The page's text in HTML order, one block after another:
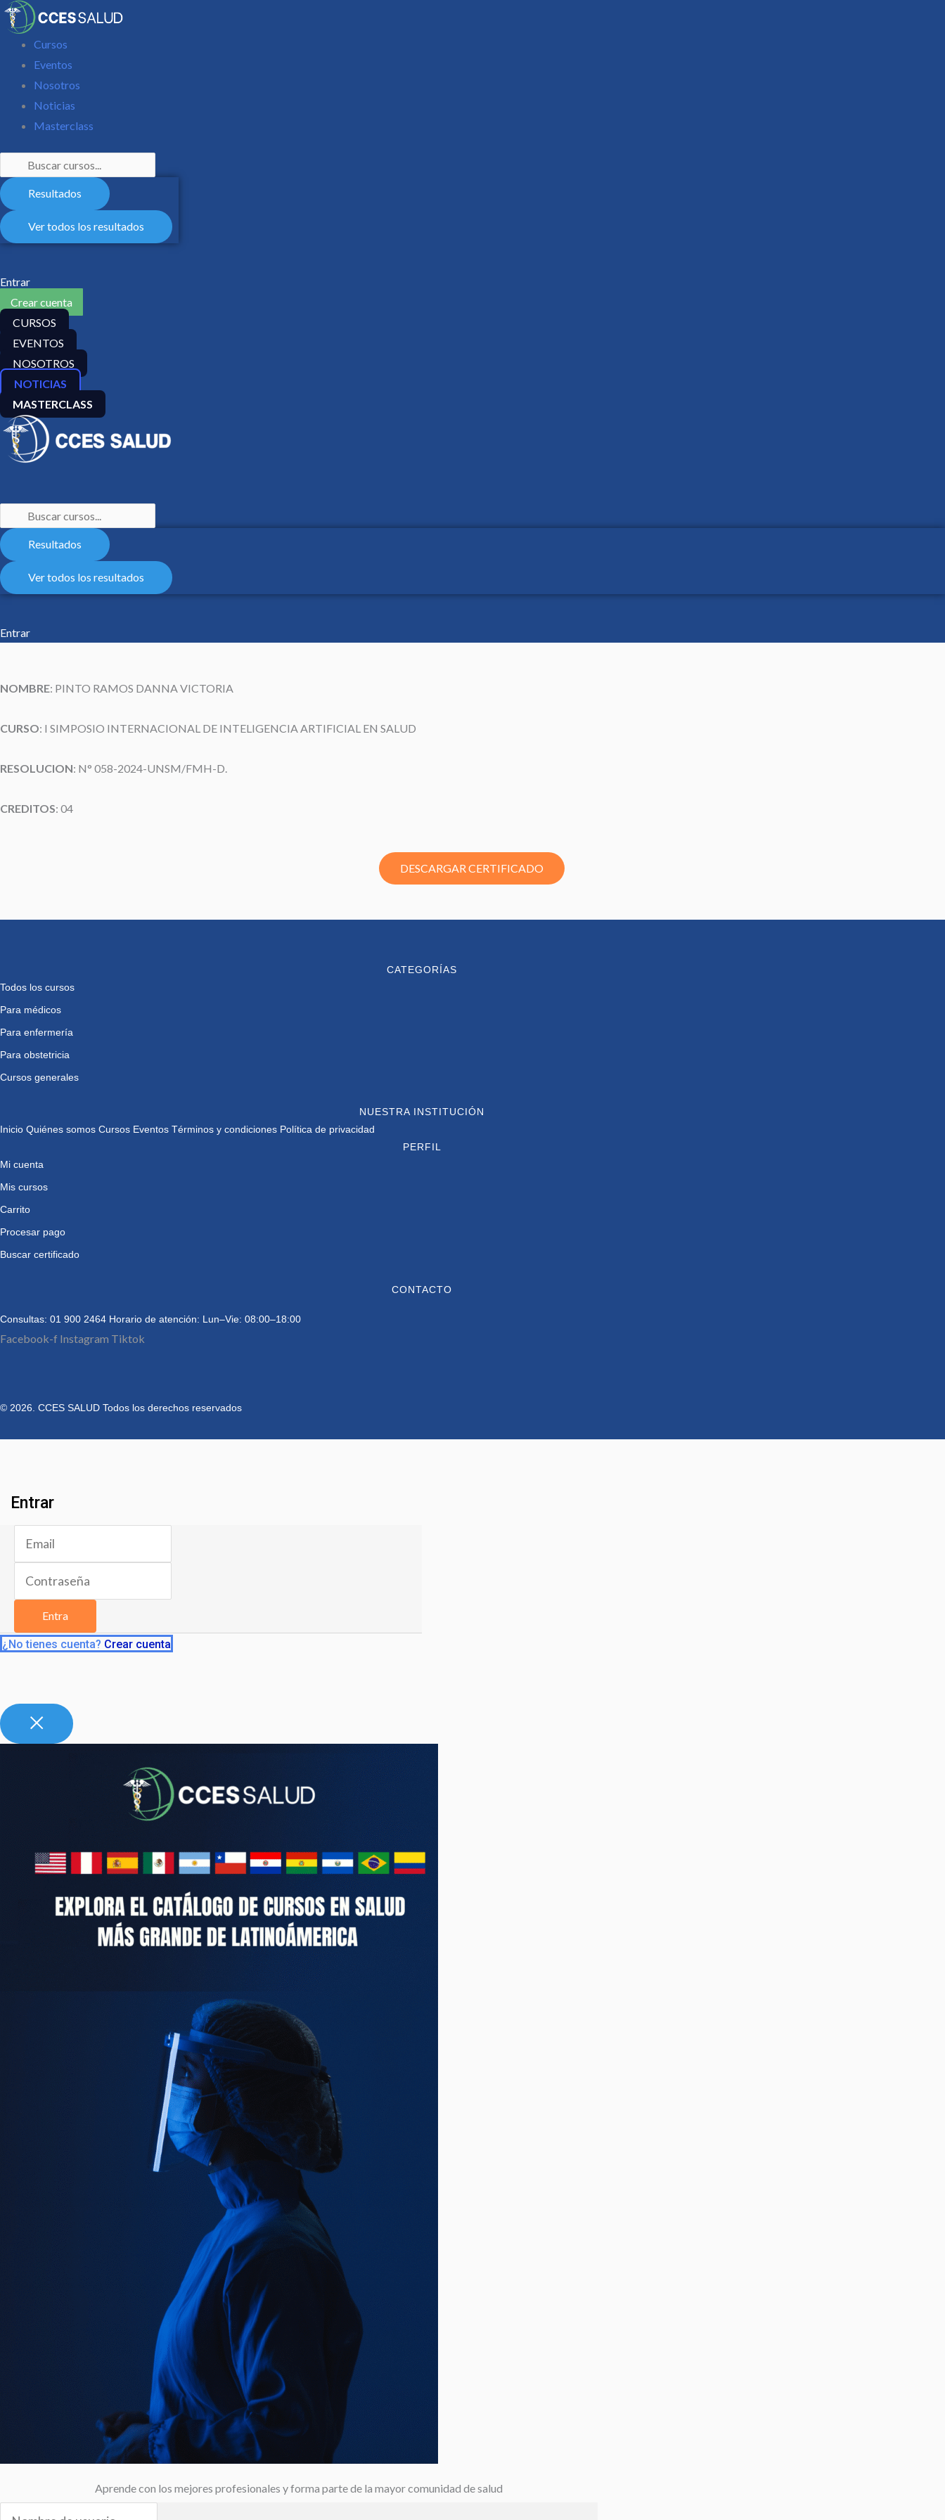
Cursos
Eventos
Nosotros
Noticias
Masterclass
Search
Resultados
Ver todos los resultados
Entrar
Crear cuenta
CURSOS
EVENTOS
NOSOTROS
NOTICIAS
MASTERCLASS
Search
Resultados
Ver todos los resultados
Entrar
NOMBRE: PINTO RAMOS DANNA VICTORIA
CURSO: I SIMPOSIO INTERNACIONAL DE INTELIGENCIA ARTIFICIAL EN SALUD
RESOLUCION: N° 058-2024-UNSM/FMH-D.
CREDITOS: 04
DESCARGAR CERTIFICADO
CATEGORÍAS
Todos los cursos
Para médicos
Para enfermería
Para obstetricia
Cursos generales
NUESTRA INSTITUCIÓN
Inicio Quiénes somos Cursos Eventos Términos y condiciones Política de privacidad
PERFIL
Mi cuenta
Mis cursos
Carrito
Procesar pago
Buscar certificado
CONTACTO
Consultas: 01 900 2464 Horario de atención: Lun–Vie: 08:00–18:00
Facebook-f Instagram Tiktok
© 2026. CCES SALUD Todos los derechos reservados
Entrar
Entra
¿No tienes cuenta? Crear cuenta
Aprende con los mejores profesionales y forma parte de la mayor comunidad de salud